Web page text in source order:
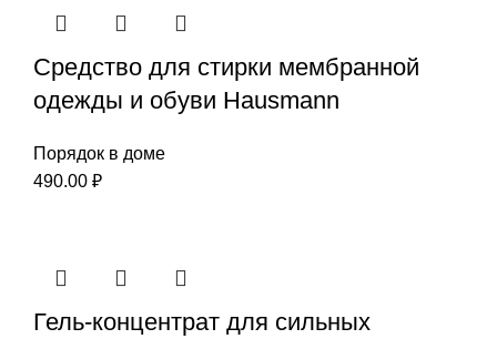
Средство для стирки мембранной
одежды и обуви Hausmann
Порядок в доме
490.00 ₽
Гель-концентрат для сильных